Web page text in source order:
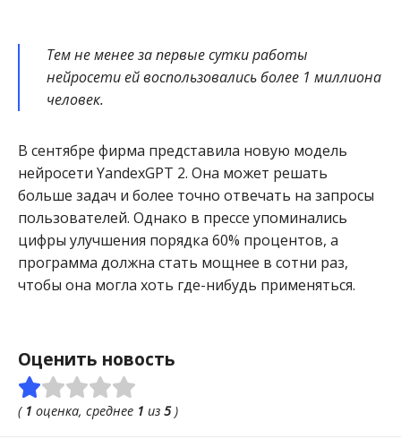
Тем не менее за первые сутки работы
нейросети ей воспользовались более 1 миллиона
человек.
В сентябре фирма представила новую модель
нейросети YandexGPT 2. Она может решать
больше задач и более точно отвечать на запросы
пользователей. Однако в прессе упоминались
цифры улучшения порядка 60% процентов, а
программа должна стать мощнее в сотни раз,
чтобы она могла хоть где-нибудь применяться.
Оценить новость
( 1 оценка, среднее 1 из 5)